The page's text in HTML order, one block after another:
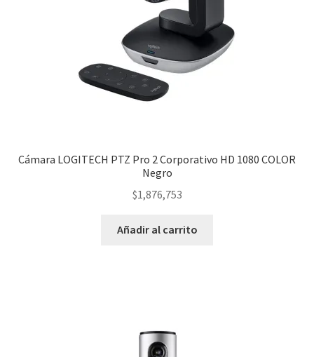
Cámara LOGITECH PTZ Pro 2 Corporativo HD 1080 COLOR
Negro
$1,876,753
Añadir al carrito